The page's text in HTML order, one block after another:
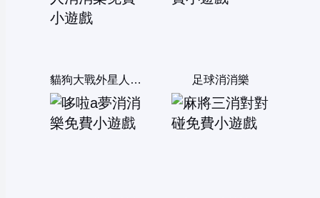
貓狗大戰外星人消消樂 足球消消樂